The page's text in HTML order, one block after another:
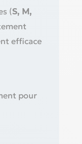
(S, M,
efficace
pour